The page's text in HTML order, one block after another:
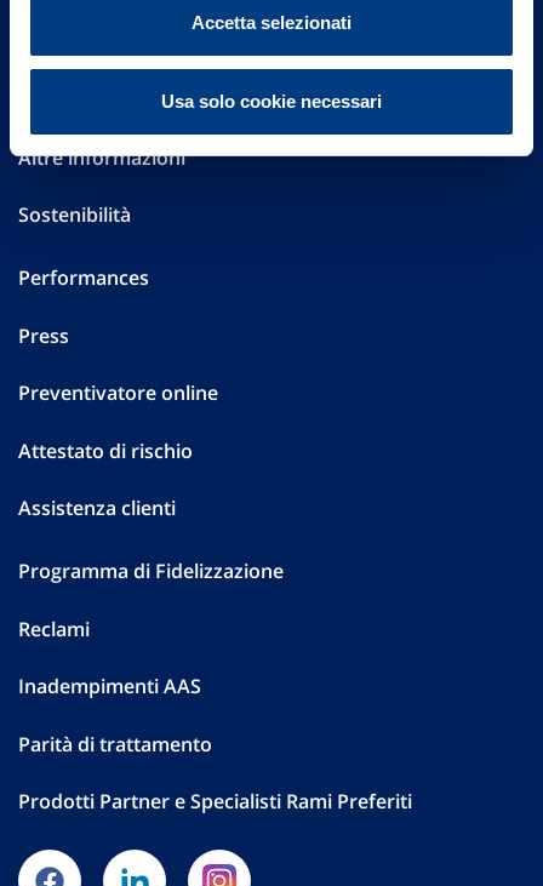
Accetta selezionati
Usa solo cookie necessari
Investor Relations
Altre informazioni
Sostenibilità
Performances
Press
Preventivatore online
Attestato di rischio
Assistenza clienti
Programma di Fidelizzazione
Reclami
Inadempimenti AAS
Parità di trattamento
Prodotti Partner e Specialisti Rami Preferiti